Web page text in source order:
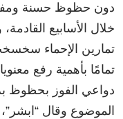
دون حظوظ حسنة
خلال الأسابيع
تمارين الإحماء
تمامًا بأهمية رفع
دواعي الفوز بحظوظ
الموضوع وقال